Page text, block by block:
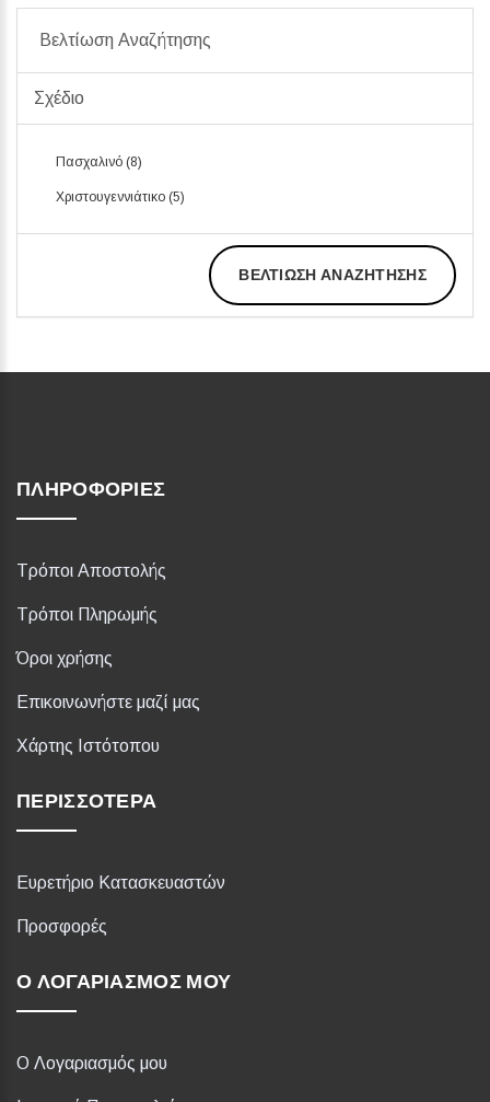
Βελτίωση Αναζήτησης
Σχέδιο
Πασχαλινό (8)
Χριστουγεννιάτικο (5)
ΒΕΛΤΊΩΣΗ ΑΝΑΖΉΤΗΣΗΣ
ΠΛΗΡΟΦΟΡΊΕΣ
Τρόποι Αποστολής
Τρόποι Πληρωμής
Όροι χρήσης
Επικοινωνήστε μαζί μας
Χάρτης Ιστότοπου
ΠΕΡΙΣΣΌΤΕΡΑ
Ευρετήριο Κατασκευαστών
Προσφορές
Ο ΛΟΓΑΡΙΑΣΜΌΣ ΜΟΥ
Ο Λογαριασμός μου